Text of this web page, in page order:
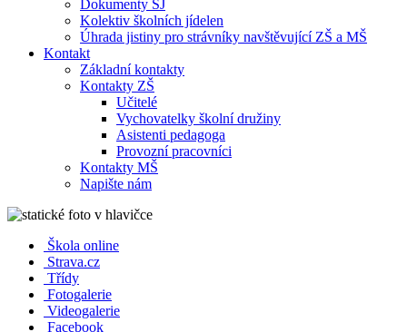
Dokumenty ŠJ
Kolektiv školních jídelen
Úhrada jistiny pro strávníky navštěvující ZŠ a MŠ
Kontakt
Základní kontakty
Kontakty ZŠ
Učitelé
Vychovatelky školní družiny
Asistenti pedagoga
Provozní pracovníci
Kontakty MŠ
Napište nám
Škola online
Strava.cz
Třídy
Fotogalerie
Videogalerie
Facebook